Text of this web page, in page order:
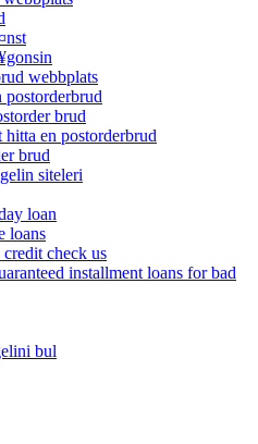
webbplats
brud
en postorderbrud
brud
siteleri
loan
loans
check us
installment loans for bad
bul